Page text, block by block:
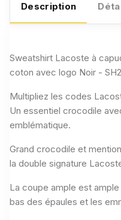
Description
Sweatshirt Lacoste à
coton avec logo Noir -
Multipliez les codes
Un essentiel crocodile
emblématique.
Grand crocodile et
la double signature
La coupe ample est
bas des épaules et les